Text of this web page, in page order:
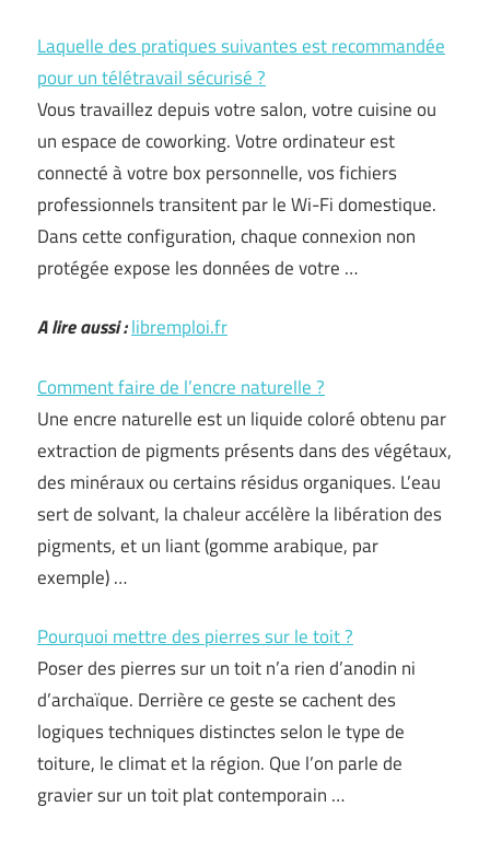
Laquelle des pratiques suivantes est recommandée
pour un télétravail sécurisé ?
Vous travaillez depuis votre salon, votre cuisine ou
un espace de coworking. Votre ordinateur est
connecté à votre box personnelle, vos fichiers
professionnels transitent par le Wi-Fi domestique.
Dans cette configuration, chaque connexion non
protégée expose les données de votre …
A lire aussi :libremploi.fr
Comment faire de l’encre naturelle ?
Une encre naturelle est un liquide coloré obtenu par
extraction de pigments présents dans des végétaux,
des minéraux ou certains résidus organiques. L’eau
sert de solvant, la chaleur accélère la libération des
pigments, et un liant (gomme arabique, par
exemple) …
Pourquoi mettre des pierres sur le toit ?
Poser des pierres sur un toit n’a rien d’anodin ni
d’archaïque. Derrière ce geste se cachent des
logiques techniques distinctes selon le type de
toiture, le climat et la région. Que l’on parle de
gravier sur un toit plat contemporain …